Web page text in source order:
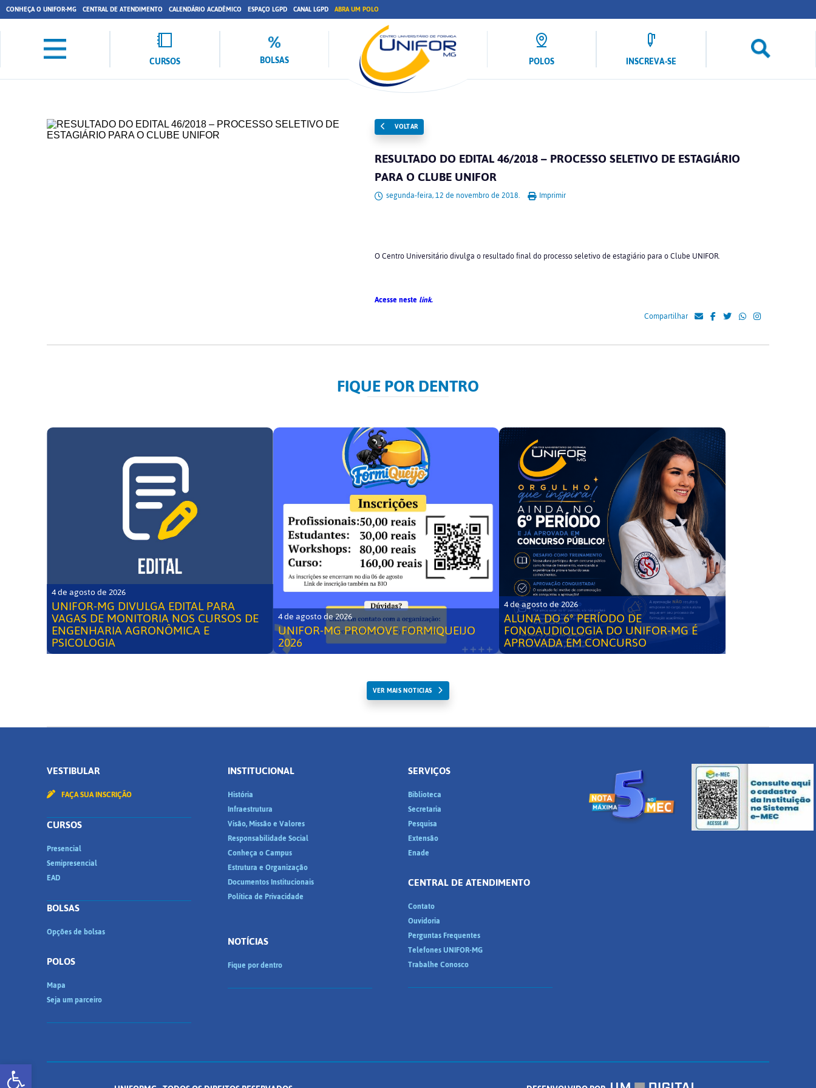
Abrir a barra de ferramentas
CONHEÇA O UNIFOR-MG CENTRAL DE ATENDIMENTO CALENDÁRIO ACADÊMICO ESPAÇO LGPD CANAL LGPD ABRA UM POLO
CURSOS BOLSAS POLOS INSCREVA-SE
VOLTAR
RESULTADO DO EDITAL 46/2018 – PROCESSO SELETIVO DE ESTAGIÁRIO
PARA O CLUBE UNIFOR
segunda-feira, 12 de novembro de 2018. Imprimir
O Centro Universitário divulga o resultado final do processo seletivo de estagiário para o Clube UNIFOR.
Acesse neste link.
Compartilhar
FIQUE POR DENTRO
4 de agosto de 2026
UNIFOR-MG DIVULGA EDITAL PARA
VAGAS DE MONITORIA NOS CURSOS DE
ENGENHARIA AGRONÔMICA E
PSICOLOGIA
4 de agosto de 2026
UNIFOR-MG PROMOVE FORMIQUEIJO
2026
4 de agosto de 2026
ALUNA DO 6° PERÍODO DE
FONOAUDIOLOGIA DO UNIFOR-MG É
APROVADA EM CONCURSO
VER MAIS NOTICIAS
VESTIBULAR
FAÇA SUA INSCRIÇÃO
CURSOS
Presencial
Semipresencial
EAD
BOLSAS
Opções de bolsas
POLOS
Mapa
Seja um parceiro
INSTITUCIONAL
História
Infraestrutura
Visão, Missão e Valores
Responsabilidade Social
Conheça o Campus
Estrutura e Organização
Documentos Institucionais
Política de Privacidade
NOTÍCIAS
Fique por dentro
SERVIÇOS
Biblioteca
Secretaria
Pesquisa
Extensão
Enade
CENTRAL DE ATENDIMENTO
Contato
Ouvidoria
Perguntas Frequentes
Telefones UNIFOR-MG
Trabalhe Conosco